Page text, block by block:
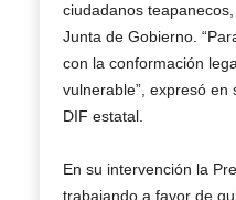
ciudadanos
Junta de Gobierno.
con la conformación
vulnerable”, expresó
DIF estatal.
En su intervención la
trabajando a favor de